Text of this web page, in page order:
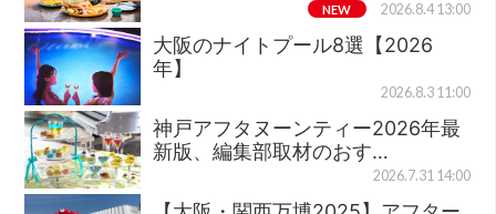
NEW 2026.8.4 13:00
大阪のナイトプール8選【2026
年】
2026.8.3 11:00
神戸アフタヌーンティー2026年最
新版、編集部取材のおす…
2026.7.31 14:00